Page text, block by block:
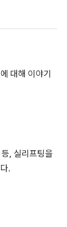
대해 이야기
, 실리프팅을
.